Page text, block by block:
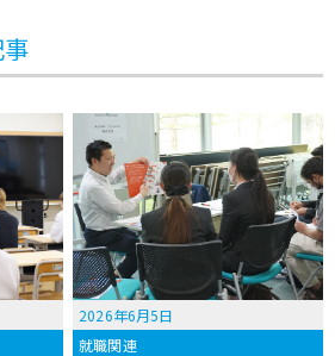
2026年6月5日
就職関連